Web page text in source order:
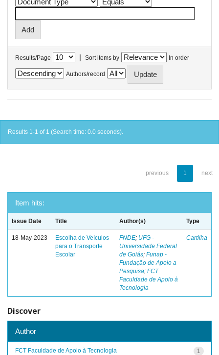
Results/Page | Sort items by In order
Authors/record
Results 1-1 of 1 (Search time: 0.0 seconds).
previous 1 next
Item hits:
Issue Date Title Author(s) Type
18-May-2023
Escolha de Veículos
para o Transporte
Escolar
FNDE; UFG -
Universidade Federal
de Goiás; Funap -
Fundação de Apoio a
Pesquisa; FCT
Faculdade de Apoio à
Tecnologia
Cartilha
Discover
Author
1
FCT Faculdade de Apoio à Tecnologia